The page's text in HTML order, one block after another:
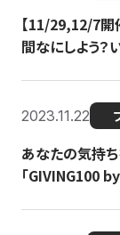
【11/29,12/7開
間なにしよう？
2023.11.22
あなたの気持
「GIVING100